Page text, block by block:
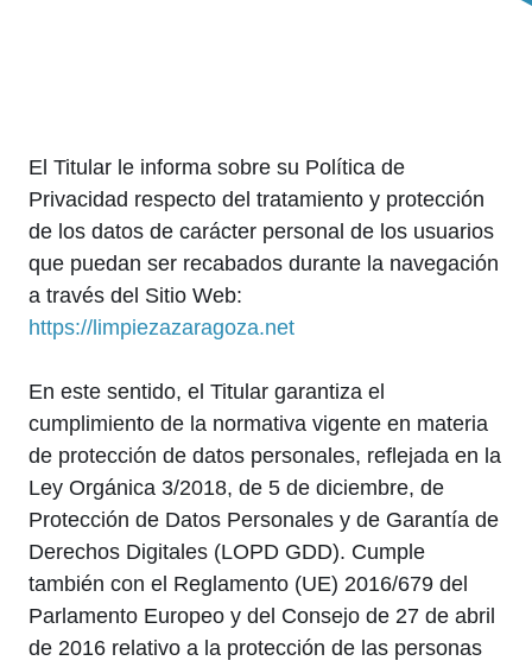
El Titular le informa sobre su Política de
Privacidad respecto del tratamiento y protección
de los datos de carácter personal de los usuarios
que puedan ser recabados durante la navegación
a través del Sitio Web:
https://limpiezazaragoza.net
En este sentido, el Titular garantiza el
cumplimiento de la normativa vigente en materia
de protección de datos personales, reflejada en la
Ley Orgánica 3/2018, de 5 de diciembre, de
Protección de Datos Personales y de Garantía de
Derechos Digitales (LOPD GDD). Cumple
también con el Reglamento (UE) 2016/679 del
Parlamento Europeo y del Consejo de 27 de abril
de 2016 relativo a la protección de las personas